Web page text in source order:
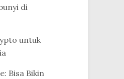
di
untuk
Bisa Bikin